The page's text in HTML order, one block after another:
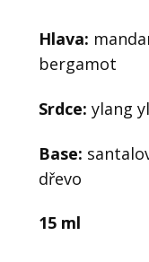
Hlava:
bergamot
Srdce: ylang
Base:
dřevo
15 ml